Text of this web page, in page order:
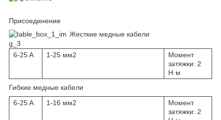
Присоединение
Жесткие медные кабели
6-25 A 1-25 мм2
Момент
затяжки: 2
Н·м
Гибкие медные кабели
6-25 A
1-16 мм2
Момент
затяжки: 2